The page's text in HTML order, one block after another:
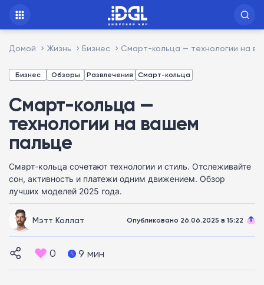
Домой Жизнь Бизнес Смарт-кольца — технологии на
Бизнес Обзоры Развлечения Смарт-кольца
Смарт-кольца —
технологии на вашем
пальце
Смарт-кольца сочетают технологии и стиль. Отслеживайте
сон, активность и платежи одним движением. Обзор
лучших моделей 2025 года.
Мэтт Коллат Опубликовано 26.06.2025 в 15:22
0 9 мин